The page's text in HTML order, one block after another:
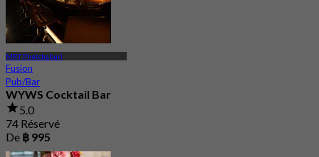
MRT Phetchaburi
Fusion
Pub/Bar
WYWS Cocktail Bar
5.0
74 Réservé
De ฿ 995